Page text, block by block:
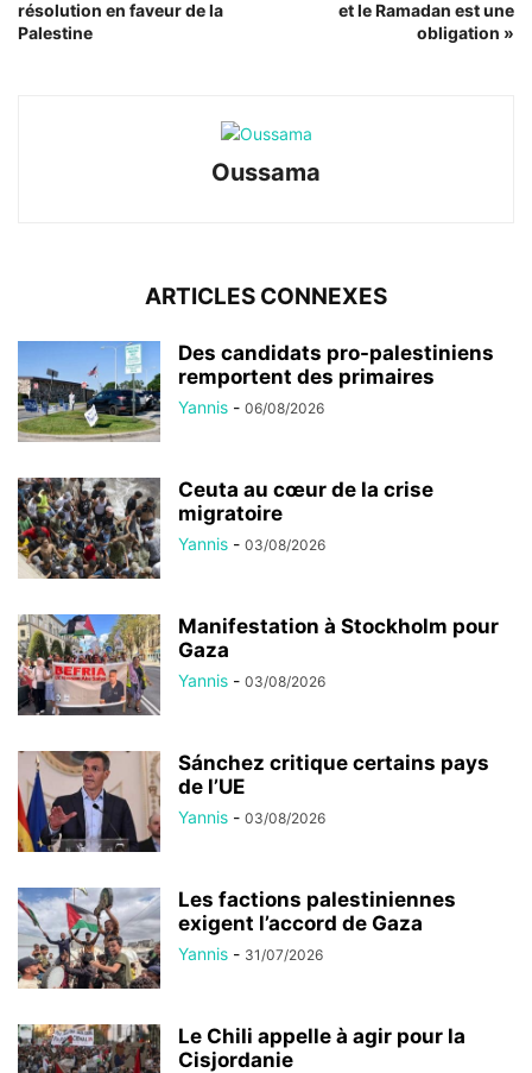
résolution en faveur de la
Palestine
et le Ramadan est une
obligation »
Oussama
ARTICLES CONNEXES
Des candidats pro-palestiniens
remportent des primaires
Yannis - 06/08/2026
Ceuta au cœur de la crise
migratoire
Yannis - 03/08/2026
Manifestation à Stockholm pour
Gaza
Yannis - 03/08/2026
Sánchez critique certains pays
de l’UE
Yannis - 03/08/2026
Les factions palestiniennes
exigent l’accord de Gaza
Yannis - 31/07/2026
Le Chili appelle à agir pour la
Cisjordanie